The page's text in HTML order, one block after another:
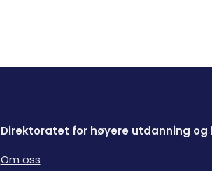
Direktoratet for høyere utdanning
Om oss